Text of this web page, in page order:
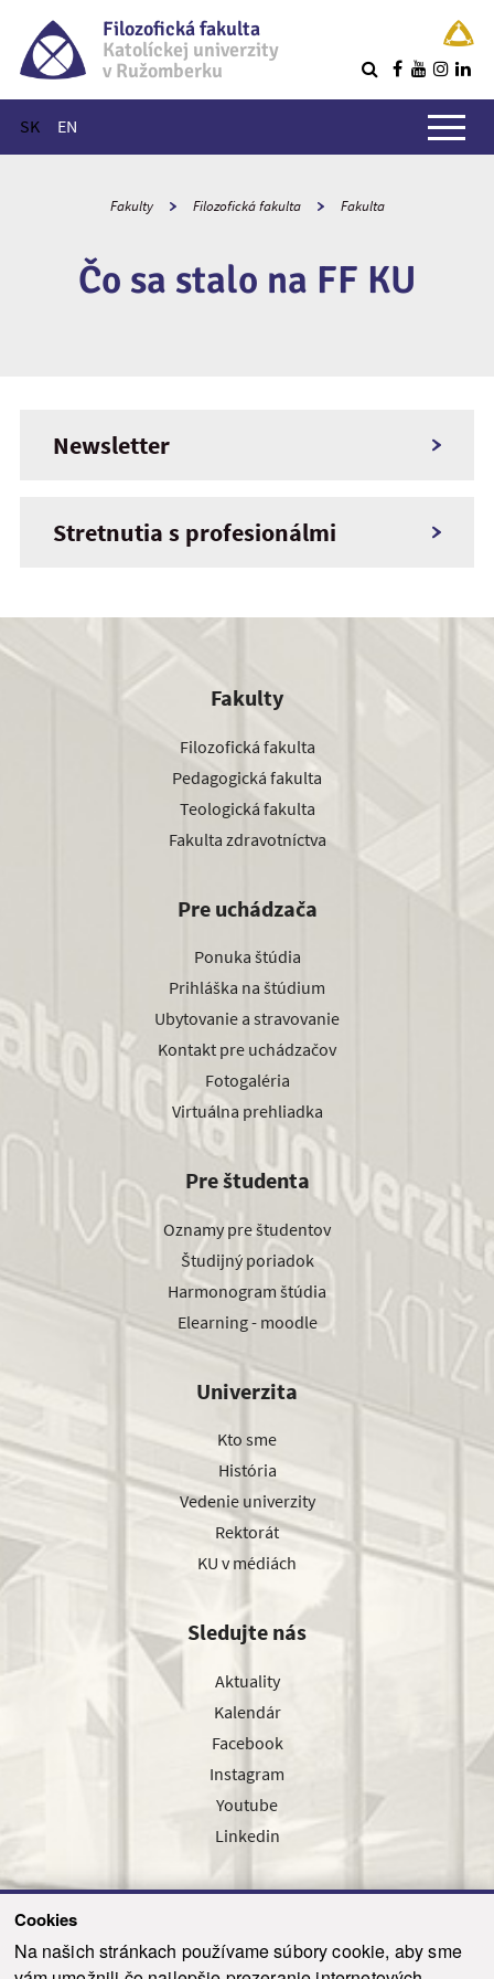
Cookies
Na našich stránkach používame súbory cookie, aby sme
Filozofická fakulta
Katolíckej univerzity
v Ružomberku
SK EN
Hlavné menu
Fakulty Filozofická fakulta Fakulta
Čo sa stalo na FF KU
Newsletter
Stretnutia s profesionálmi
Fakulty
Filozofická fakulta
Pedagogická fakulta
Teologická fakulta
Fakulta zdravotníctva
Pre uchádzača
Ponuka štúdia
Prihláška na štúdium
Ubytovanie a stravovanie
Kontakt pre uchádzačov
Fotogaléria
Virtuálna prehliadka
Pre študenta
Oznamy pre študentov
Študijný poriadok
Harmonogram štúdia
Elearning - moodle
Univerzita
Kto sme
História
Vedenie univerzity
Rektorát
KU v médiách
Sledujte nás
Aktuality
Kalendár
Facebook
Instagram
Youtube
Linkedin